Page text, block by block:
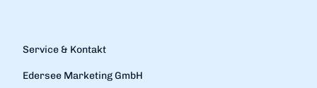
Service & Kontakt
Edersee Marketing GmbH